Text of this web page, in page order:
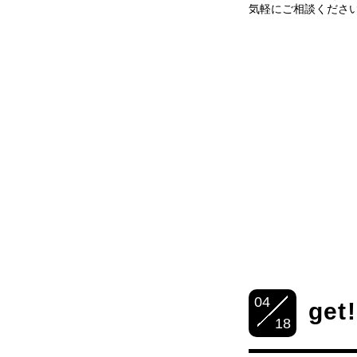
気軽にご相談くださ
04
18
get!